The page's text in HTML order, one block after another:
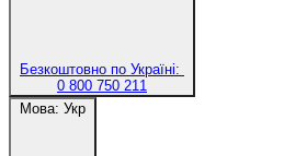
Безкоштовно по Україні:
0 800 750 211
Мова: Укр